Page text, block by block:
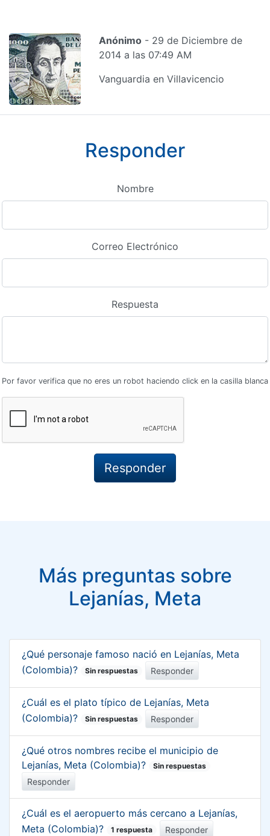
Anónimo - 29 de Diciembre de
2014 a las 07:49 AM
Vanguardia en Villavicencio
Responder
Nombre
Correo Electrónico
Respuesta
Por favor verifica que no eres un robot haciendo click en la casilla blanca
Más preguntas sobre
Lejanías, Meta
¿Qué personaje famoso nació en Lejanías, Meta
(Colombia)?
Sin respuestas Responder
¿Cuál es el plato típico de Lejanías, Meta
(Colombia)?
Sin respuestas Responder
¿Qué otros nombres recibe el municipio de
Lejanías, Meta (Colombia)?
Sin respuestas
Responder
¿Cuál es el aeropuerto más cercano a Lejanías,
Meta (Colombia)?
1 respuesta Responder